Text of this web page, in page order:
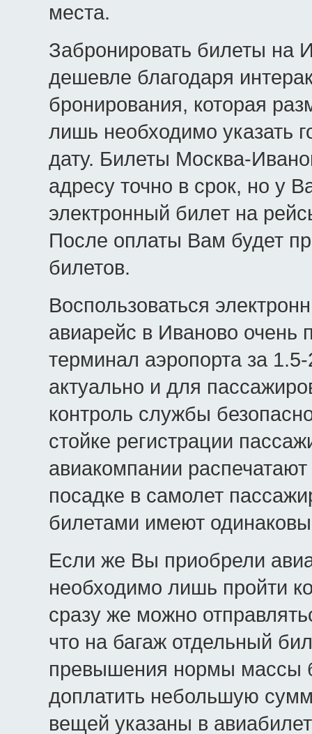
места.
Забронировать билеты на
дешевле благодаря
бронирования, которая
лишь необходимо указать
дату. Билеты Москва-
адресу точно в срок, но у
электронный билет на
После оплаты Вам будет
билетов.
Воспользоваться
авиарейс в Иваново очень
терминал аэропорта за
актуально и для
контроль службы
стойке регистрации
авиакомпании
посадке в самолет
билетами имеют
Если же Вы приобрели
необходимо лишь пройти
сразу же можно
что на багаж отдельный
превышения нормы массы
доплатить небольшую
вещей указаны в